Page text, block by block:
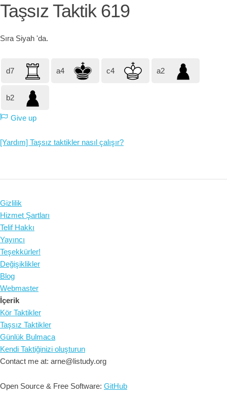
Taşsız Taktik 619
Sıra Siyah 'da.
d7 a4 c4 a2
b2
Give up
[Yardım] Taşsız taktikler nasıl çalışır?
Gizlilik
Hizmet Şartları
Telif Hakkı
Yayıncı
Teşekkürler!
Değişiklikler
Blog
Webmaster
İçerik
Kör Taktikler
Taşsız Taktikler
Günlük Bulmaca
Kendi Taktiğinizi oluşturun
Contact me at: arne@listudy.org
Open Source & Free Software: GitHub